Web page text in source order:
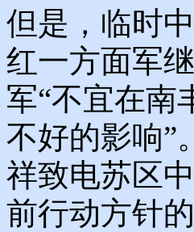
但是，临时
红一方面军
军“不宜在南
不好的影响”
祥致电苏区
前行动方针